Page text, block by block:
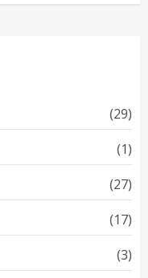
(29)
(1)
(27)
(17)
(3)